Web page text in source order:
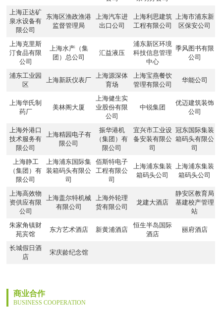
上海正达矿
泉水设备有
限公司
东海区渔政渔港
监督管理局
上海汽车进
出口公司
上海利思建筑
工程有限公司
上海市浦东新
区保安公司
上海克里斯
汀食品有限
公司
上海水产（集
团）总公司
汇益液压
浦东新区环境
科技信息管理
中心
季风图书有限
公司
浦东工业园
区
上海新跃仪表厂
上海源深体
育场
上海宝燕餐饮
管理有限公司
华能公司
上海华氏制
药厂
美林阁大厦
上海健生实
业股份有限
公司
中锐集团
优迈建筑装饰
公司
上海外港口
技术服务有
限公司
上海精园电子有
限公司
振华港机
（集团）有
限公司
宜兴市工业设
备安装有限公
司
冠东国际集装
箱码头有限公
司
上海静工
（集团）有
限公司
上海浦东国际集
装箱码头有限公
司
佰斯特电子
工程有限公
司
上海浦东集装
箱码头公司
上海浦东集装
箱码头公司
上海高效物
资供应有限
公司
上海盖尔特机械
有限公司
上海外轮理
货有限公司
龙建大酒店
静安区教育局
基建校产管理
站
朱家角镇财
苑宾馆
东方艺术酒店 新黄浦酒店
恒生半岛国际
酒店
丽府酒店
长城假日酒
店
宋庆龄纪念馆
商业合作
BUSINESS COOPERATION